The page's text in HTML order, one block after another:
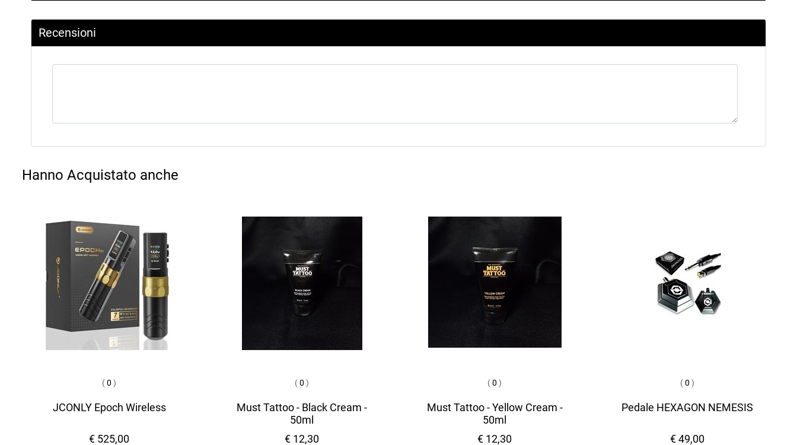
Recensioni
Hanno Acquistato anche
(0 )
JCONLY Epoch Wireless
€ 525,00
(0 )
Must Tattoo - Black Cream -
50ml
€ 12,30
(0 )
Must Tattoo - Yellow Cream -
50ml
€ 12,30
(0 )
Pedale HEXAGON NEMESIS
€ 49,00